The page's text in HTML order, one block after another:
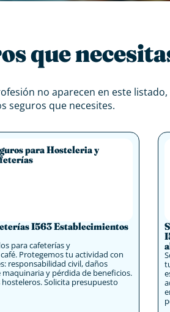
que
no aparecen en este
seguros que necesites.
para Hosteleria y
I563 Establecimientos
para cafeterías y
Protegemos tu actividad con
responsabilidad civil, daños
maquinaria y pérdida de beneficios.
Solicita presupuesto